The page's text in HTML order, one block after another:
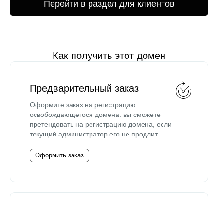
Перейти в раздел для клиентов
Как получить этот домен
Предварительный заказ
Оформите заказ на регистрацию
освобождающегося домена: вы сможете
претендовать на регистрацию домена, если
текущий администратор его не продлит.
Оформить заказ